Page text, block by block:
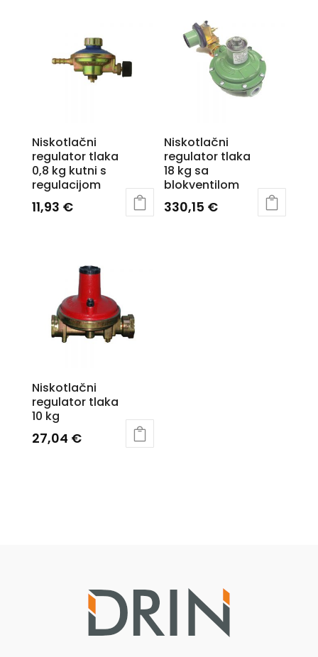
Niskotlačni
regulator tlaka
0,8 kg kutni s
regulacijom
11,93 €
Niskotlačni
regulator tlaka
18 kg sa
blokventilom
330,15 €
Niskotlačni
regulator tlaka
10 kg
27,04 €